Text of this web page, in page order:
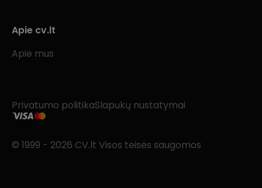
Apie cv.lt
Apie mus
Privatumo politikaSlapukų nustatymai
© 1999 - 2026 CV.lt Visos teisės saugomos